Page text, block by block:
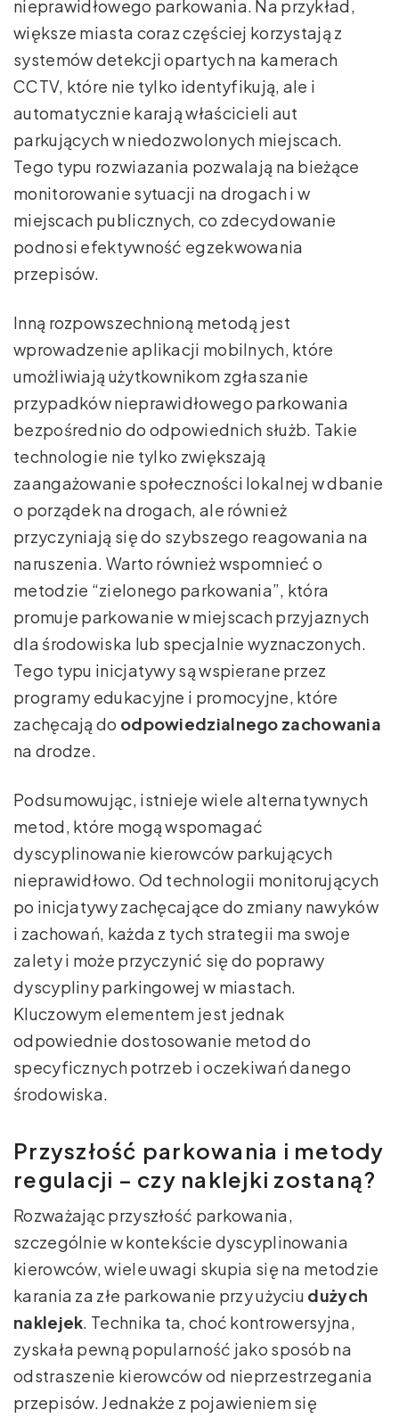
nieprawidłowego parkowania. Na przykład,
większe miasta coraz częściej korzystają z
systemów detekcji opartych na kamerach
CCTV, które nie tylko identyfikują, ale i
automatycznie karają właścicieli aut
parkujących w niedozwolonych miejscach.
Tego typu rozwiazania pozwalają na bieżące
monitorowanie sytuacji na drogach i w
miejscach publicznych, co zdecydowanie
podnosi efektywność egzekwowania
przepisów.
Inną rozpowszechnioną metodą jest
wprowadzenie aplikacji mobilnych, które
umożliwiają użytkownikom zgłaszanie
przypadków nieprawidłowego parkowania
bezpośrednio do odpowiednich służb. Takie
technologie nie tylko zwiększają
zaangażowanie społeczności lokalnej w dbanie
o porządek na drogach, ale również
przyczyniają się do szybszego reagowania na
naruszenia. Warto również wspomnieć o
metodzie “zielonego parkowania”, która
promuje parkowanie w miejscach przyjaznych
dla środowiska lub specjalnie wyznaczonych.
Tego typu inicjatywy są wspierane przez
programy edukacyjne i promocyjne, które
zachęcają do odpowiedzialnego zachowania
na drodze.
Podsumowując, istnieje wiele alternatywnych
metod, które mogą wspomagać
dyscyplinowanie kierowców parkujących
nieprawidłowo. Od technologii monitorujących
po inicjatywy zachęcające do zmiany nawyków
i zachowań, każda z tych strategii ma swoje
zalety i może przyczynić się do poprawy
dyscypliny parkingowej w miastach.
Kluczowym elementem jest jednak
odpowiednie dostosowanie metod do
specyficznych potrzeb i oczekiwań danego
środowiska.
Przyszłość parkowania i metody
regulacji – czy naklejki zostaną?
Rozważając przyszłość parkowania,
szczególnie w kontekście dyscyplinowania
kierowców, wiele uwagi skupia się na metodzie
karania za złe parkowanie przy użyciu dużych
naklejek. Technika ta, choć kontrowersyjna,
zyskała pewną popularność jako sposób na
odstraszenie kierowców od nieprzestrzegania
przepisów. Jednakże z pojawieniem się